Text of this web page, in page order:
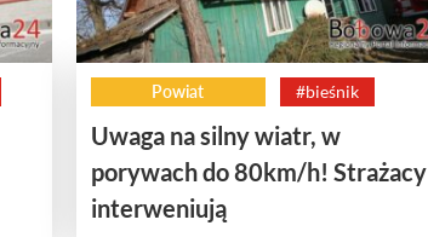
Powiat #bieśnik
Uwaga na silny wiatr, w
porywach do 80km/h! Strażacy
interweniują